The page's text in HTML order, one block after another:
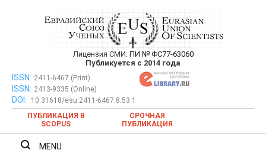
Евразийский Союз Ученых —
публикация научных статей в
ежемесячном научном журнале
Лицензия СМИ: ПИ № ФС77-63060
Публикуется с 2014 года
Евразийский Союз Ученых — публикация научных статей в
ежемесячном научном журнале
ISSN: 2411-6467 (Print)
ISSN: 2413-9335 (Online)
DOI:
10.31618/esu.2411-6467.8.53.1
ПУБЛИКАЦИЯ В
SCOPUS
СРОЧНАЯ
ПУБЛИКАЦИЯ
MENU